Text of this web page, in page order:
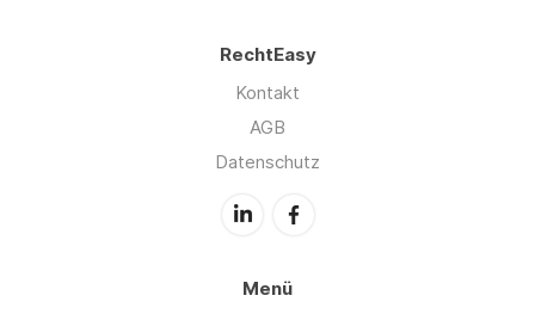
RechtEasy
Kontakt
AGB
Datenschutz
Menü